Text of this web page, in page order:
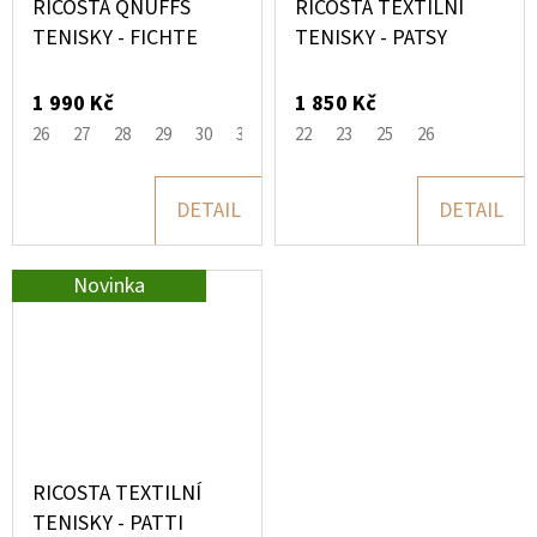
RICOSTA QNUFFS
TENISKY - FICHTE
1 990 Kč
26 27 28 29 30 31
DETAIL
RICOSTA TEXTILNÍ
TENISKY - PATSY
1 850 Kč
22 23 25 26
DETAIL
Novinka
RICOSTA TEXTILNÍ
TENISKY - PATTI